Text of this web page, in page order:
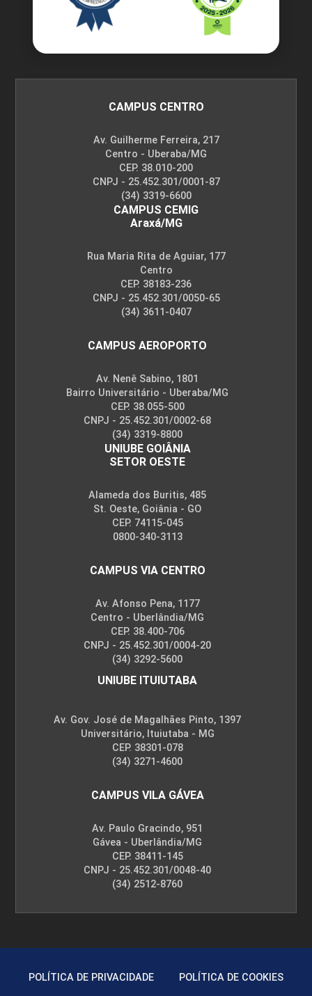
CAMPUS CENTRO
Av. Guilherme Ferreira, 217
Centro - Uberaba/MG
CEP. 38.010-200
CNPJ - 25.452.301/0001-87
(34) 3319-6600
CAMPUS CEMIG
Araxá/MG
Rua Maria Rita de Aguiar, 177
Centro
CEP. 38183-236
CNPJ - 25.452.301/0050-65
(34) 3611-0407
CAMPUS AEROPORTO
Av. Nenê Sabino, 1801
Bairro Universitário - Uberaba/MG
CEP. 38.055-500
CNPJ - 25.452.301/0002-68
(34) 3319-8800
UNIUBE GOIÂNIA
SETOR OESTE
Alameda dos Buritis, 485
St. Oeste, Goiânia - GO
CEP. 74115-045
0800-340-3113
CAMPUS VIA CENTRO
Av. Afonso Pena, 1177
Centro - Uberlândia/MG
CEP. 38.400-706
CNPJ - 25.452.301/0004-20
(34) 3292-5600
UNIUBE ITUIUTABA
Av. Gov. José de Magalhães Pinto, 1397
Universitário, Ituiutaba - MG
CEP. 38301-078
(34) 3271-4600
CAMPUS VILA GÁVEA
Av. Paulo Gracindo, 951
Gávea - Uberlândia/MG
CEP. 38411-145
CNPJ - 25.452.301/0048-40
(34) 2512-8760
POLÍTICA DE PRIVACIDADE POLÍTICA DE COOKIES